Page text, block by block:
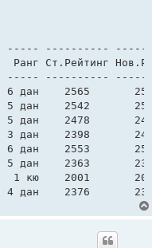
----- ----------
Ст.Рейтинг
----- ----------
6 дан    2565
5 дан    2542
5 дан    2478
3 дан    2398
6 дан    2553
5 дан    2363
1 кю    2001